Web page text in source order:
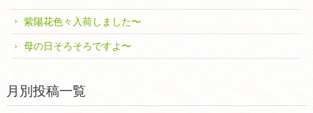
紫陽花色々入荷しました〜
母の日そろそろですよ〜
月別投稿一覧